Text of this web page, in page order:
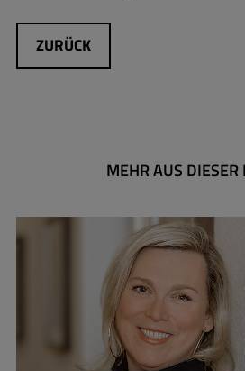
ZURÜCK
MEHR AUS DIESER